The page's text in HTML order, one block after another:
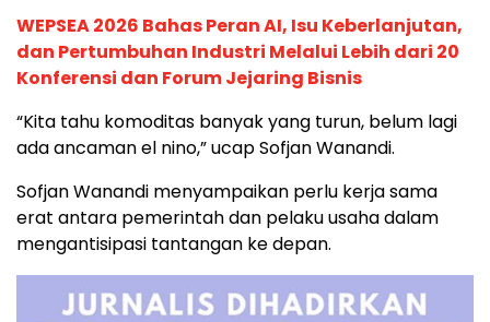
WEPSEA 2026 Bahas Peran AI, Isu Keberlanjutan,
dan Pertumbuhan Industri Melalui Lebih dari 20
Konferensi dan Forum Jejaring Bisnis
“Kita tahu komoditas banyak yang turun, belum lagi
ada ancaman el nino,” ucap Sofjan Wanandi.
Sofjan Wanandi menyampaikan perlu kerja sama
erat antara pemerintah dan pelaku usaha dalam
mengantisipasi tantangan ke depan.